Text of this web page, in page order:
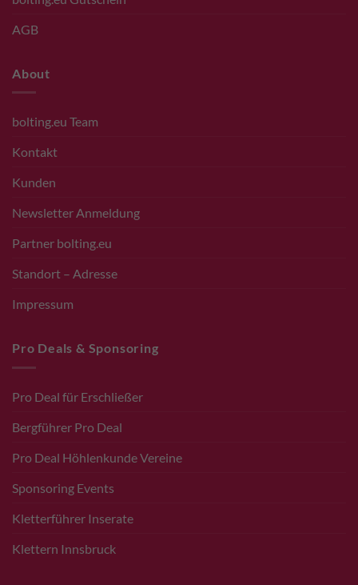
AGB
About
bolting.eu Team
Kontakt
Kunden
Newsletter Anmeldung
Partner bolting.eu
Standort – Adresse
Impressum
Pro Deals & Sponsoring
Pro Deal für Erschließer
Bergführer Pro Deal
Pro Deal Höhlenkunde Vereine
Sponsoring Events
Kletterführer Inserate
Klettern Innsbruck